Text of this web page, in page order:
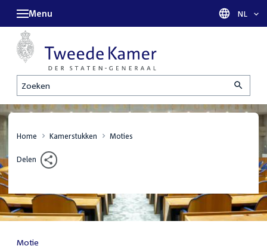
Zoeken
Menu Taal
NL
Home Kamerstukken Moties
Delen
Motie